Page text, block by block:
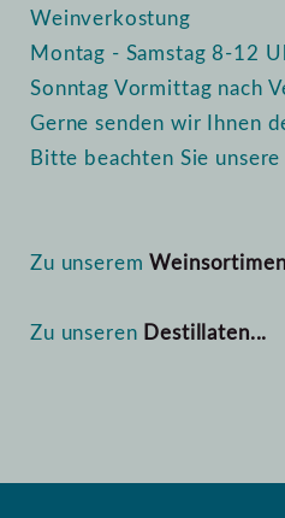
Weinverkostung
Montag - Samstag 8-12
Sonntag Vormittag nach
Gerne senden wir Ihnen
Bitte beachten Sie
Zu unserem
Zu unseren Destillaten...